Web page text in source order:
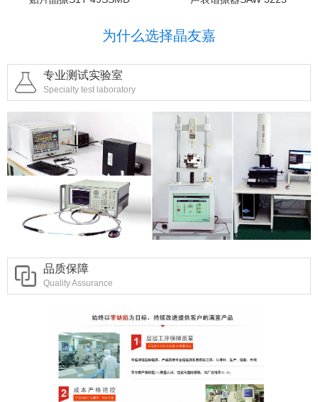
为什么选择晶友嘉
专业测试实验室
Specialty test laboratory
品质保障
Quality Assurance